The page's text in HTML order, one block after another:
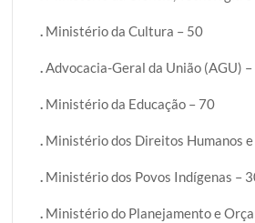
. Ministério da Cultura – 50
.Advocacia-Geral da União (AGU)
. Ministério da Educação – 70
. Ministério dos Direitos Humanos
. Ministério dos Povos Indígenas –
. Ministério do Planejamento e